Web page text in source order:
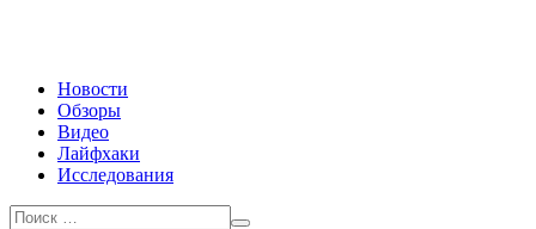
Новости
Обзоры
Видео
Лайфхаки
Исследования